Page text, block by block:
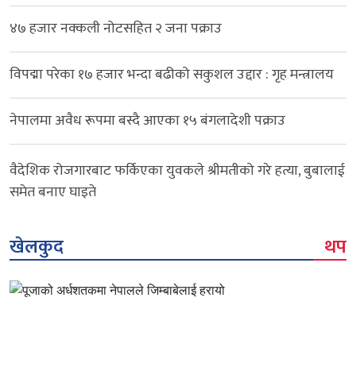
४७ हजार नक्कली नोटसहित २ जना पक्राउ
विपद्मा परेका १७ हजार भन्दा बढीको सकुशल उद्दार : गृह मन्त्रालय
नेपालमा अवैध रूपमा बस्दै आएका १५ बंगलादेशी पक्राउ
वैदेशिक रोजगारबाट फर्किएका युवकले श्रीमतीको गरे हत्या, बुबालाई
समेत बनाए घाइते
खेलकुद थप